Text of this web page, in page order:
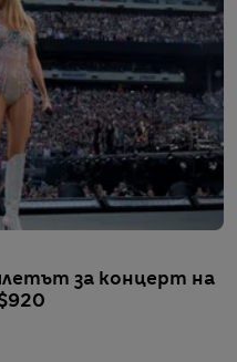
за концерт на